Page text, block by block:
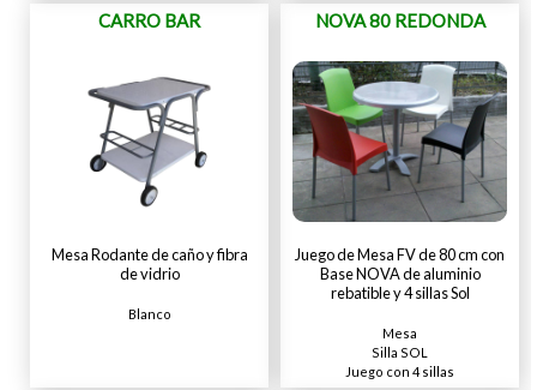
CARRO BAR
Mesa Rodante de caño y fibra
de vidrio
Blanco
NOVA 80 REDONDA
Juego de Mesa FV de 80 cm con
Base NOVA de aluminio
rebatible y 4 sillas Sol
Mesa
Silla SOL
Juego con 4 sillas